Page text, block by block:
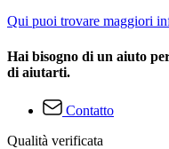
Qui puoi trovare maggiori
Hai bisogno di un aiuto
di aiutarti.
Contatto
Qualità verificata